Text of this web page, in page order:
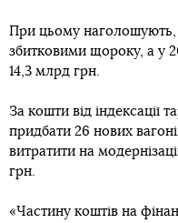
При цьому наголошують,
збитковими щороку, а у
14,3 млрд грн.
За кошти від індексації
придбати 26 нових
витратити на
грн.
«Частину коштів на